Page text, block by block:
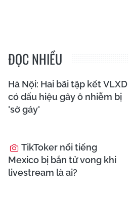
ĐỌC NHIỀU
Hà Nội: Hai bãi tập kết VLXD
có dấu hiệu gây ô nhiễm bị
'sờ gáy'
TikToker nổi tiếng
Mexico bị bắn tử vong khi
livestream là ai?